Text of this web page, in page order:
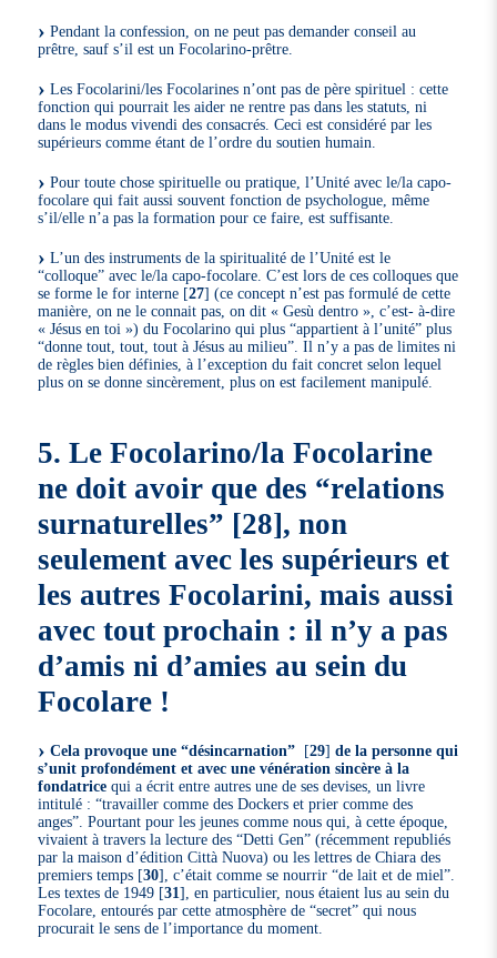
Pendant la confession, on ne peut pas demander conseil au
prêtre, sauf s’il est un Focolarino-prêtre.
Les Focolarini/les Focolarines n’ont pas de père spirituel : cette
fonction qui pourrait les aider ne rentre pas dans les statuts, ni
dans le modus vivendi des consacrés. Ceci est considéré par les
supérieurs comme étant de l’ordre du soutien humain.
Pour toute chose spirituelle ou pratique, l’Unité avec le/la capo-
focolare qui fait aussi souvent fonction de psychologue, même
s’il/elle n’a pas la formation pour ce faire, est suffisante.
L’un des instruments de la spiritualité de l’Unité est le
“colloque” avec le/la capo-focolare. C’est lors de ces colloques que
se forme le for interne [27] (ce concept n’est pas formulé de cette
manière, on ne le connait pas, on dit « Gesù dentro », c’est- à-dire
« Jésus en toi ») du Focolarino qui plus “appartient à l’unité” plus
“donne tout, tout, tout à Jésus au milieu”. Il n’y a pas de limites ni
de règles bien définies, à l’exception du fait concret selon lequel
plus on se donne sincèrement, plus on est facilement manipulé.
5. Le Focolarino/la Focolarine
ne doit avoir que des “relations
surnaturelles” [28], non
seulement avec les supérieurs et
les autres Focolarini, mais aussi
avec tout prochain : il n’y a pas
d’amis ni d’amies au sein du
Focolare !
Cela provoque une “désincarnation” [29] de la personne qui
s’unit profondément et avec une vénération sincère à la
fondatrice qui a écrit entre autres une de ses devises, un livre
intitulé : “travailler comme des Dockers et prier comme des
anges”. Pourtant pour les jeunes comme nous qui, à cette époque,
vivaient à travers la lecture des “Detti Gen” (récemment republiés
par la maison d’édition Città Nuova) ou les lettres de Chiara des
premiers temps [30], c’était comme se nourrir “de lait et de miel”.
Les textes de 1949 [31], en particulier, nous étaient lus au sein du
Focolare, entourés par cette atmosphère de “secret” qui nous
procurait le sens de l’importance du moment.